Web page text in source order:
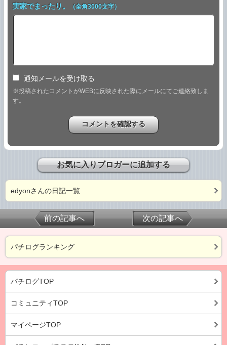
実家でまったり。 （全角3000文字）
通知メールを受け取る
※投稿されたコメントがWEBに反映された際にメールにてご連絡致しま
す。
お気に入りブロガーに追加する
edyonさんの日記一覧
前の記事へ 次の記事へ
パチログランキング
パチログTOP
コミュニティTOP
マイページTOP